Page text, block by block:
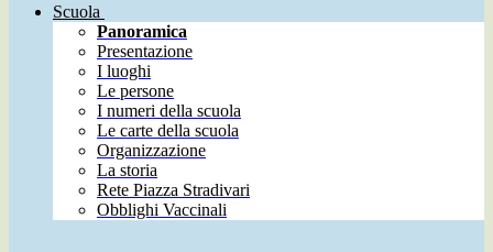
Scuola
Panoramica
Presentazione
I luoghi
Le persone
I numeri della scuola
Le carte della scuola
Organizzazione
La storia
Rete Piazza Stradivari
Obblighi Vaccinali